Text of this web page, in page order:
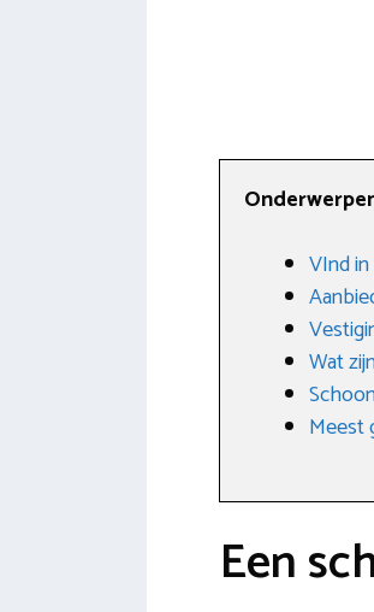
VInd
Wat
Meest
Een